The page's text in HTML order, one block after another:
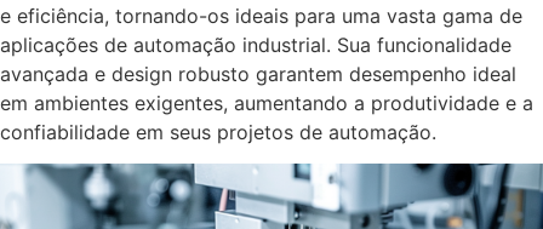
e eficiência, tornando-os ideais para uma vasta gama de
aplicações de automação industrial. Sua funcionalidade
avançada e design robusto garantem desempenho ideal
em ambientes exigentes, aumentando a produtividade e a
confiabilidade em seus projetos de automação.